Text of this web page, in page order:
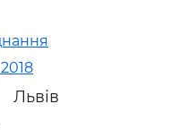
Львів